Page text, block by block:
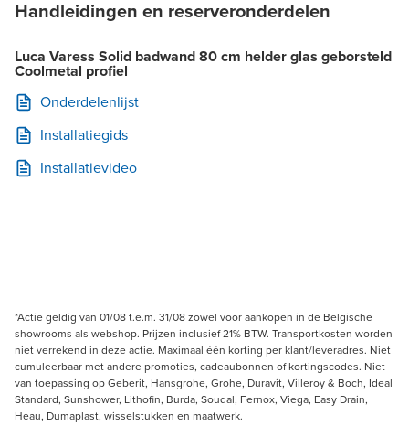
Handleidingen en reserveronderdelen
Luca Varess Solid badwand 80 cm helder glas geborsteld
Coolmetal profiel
Onderdelenlijst
Installatiegids
Installatievideo
*Actie geldig van 01/08 t.e.m. 31/08 zowel voor aankopen in de Belgische
showrooms als webshop. Prijzen inclusief 21% BTW. Transportkosten worden
niet verrekend in deze actie. Maximaal één korting per klant/leveradres. Niet
cumuleerbaar met andere promoties, cadeaubonnen of kortingscodes. Niet
van toepassing op Geberit, Hansgrohe, Grohe, Duravit, Villeroy & Boch, Ideal
Standard, Sunshower, Lithofin, Burda, Soudal, Fernox, Viega, Easy Drain,
Heau, Dumaplast, wisselstukken en maatwerk.